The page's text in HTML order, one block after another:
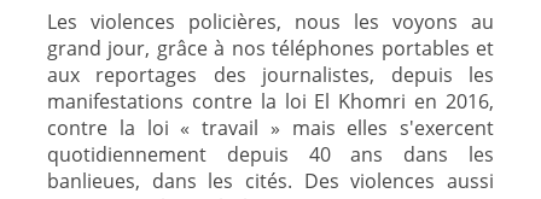
Les violences policières, nous les voyons au
grand jour, grâce à nos téléphones portables et
aux reportages des journalistes, depuis les
manifestations contre la loi El Khomri en 2016,
contre la loi « travail » mais elles s'exercent
quotidiennement depuis 40 ans dans les
banlieues, dans les cités. Des violences aussi